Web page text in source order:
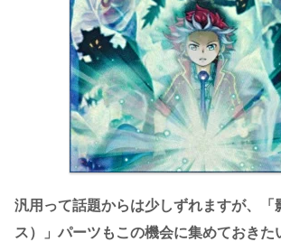
汎用って話題からは少しずれますが、「
ス）」パーツもこの機会に集めておきた